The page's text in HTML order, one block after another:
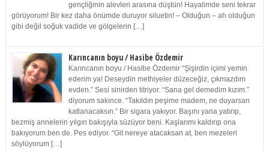
gençliğinin alevleri arasına düştün! Hayalimde seni tekrar
görüyorum! Bir kez daha önümde duruyor siluetin! – Olduğun – ah olduğun
gibi değil soğuk vadide ve gölgelerin […]
Karıncanın boyu / Hasibe Özdemir
Karıncanın boyu / Hasibe Özdemir “Şişirdin içimi yemin
ederim ya! Deseydin methiyeler düzeceğiz, çıkmazdım
evden.” Sesi sinirden titriyor. “Sana gel demedim kızım.”
diyorum sakince. “Takıldın peşime madem, ne duyarsan
katlanacaksın.” Bir sigara yakıyor. Başını yana yatırıp,
bezmiş annelerin yılgın bakışıyla süzüyor beni. Kaşlarımı kaldırıp ona
bakıyorum ben de. Pes ediyor. “Git nereye atacaksan at, ben mezeleri
söylüyorum […]